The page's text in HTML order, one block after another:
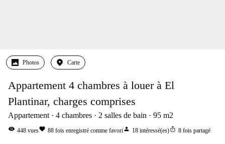
Photos Carte
Appartement 4 chambres à louer à El
Plantinar, charges comprises
Appartement 4 chambres 2 salles de bain 95 m2
visibility 448 vuesfavorite 88 fois enregistré comme favoriperson 18 intéressé(es)ios_share 8 fois partagé